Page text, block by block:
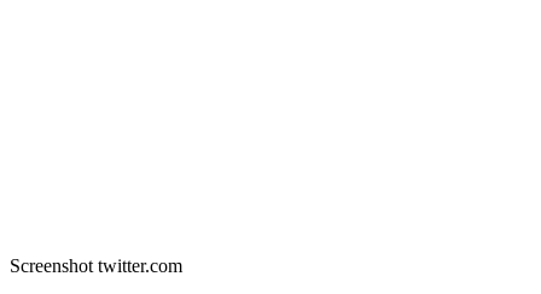
Screenshot twitter.com